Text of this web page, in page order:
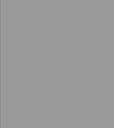
in ProzentPreis
Preis